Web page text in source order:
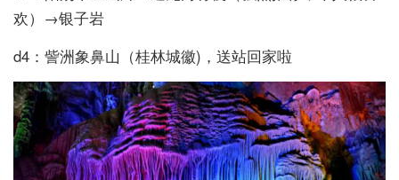
欢）→银子岩
d4：訾洲象鼻山（桂林城徽)，送站回家啦